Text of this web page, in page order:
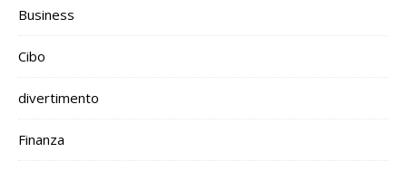
Business
Cibo
divertimento
Finanza